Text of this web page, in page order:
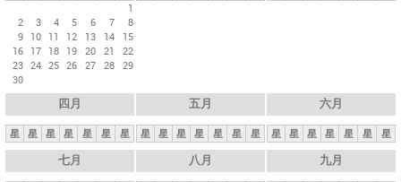
1
2
3 4 5 6 7
8
9 10 11 12 13 14
15
16 17 18 19 20 21
22
23 24 25 26 27 28 29
30
四月
星 星 星 星 星 星 星
五月
星 星 星 星 星 星 星
六月
星 星 星 星 星 星 星
七月 八月 九月